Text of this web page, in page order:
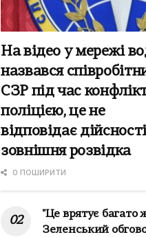
На відео у мережі
назвався
СЗР під час
поліцією, це не
відповідає
зовнішня розвідка
0 ПОШИРИТИ
"Це врятує багато
Зеленський